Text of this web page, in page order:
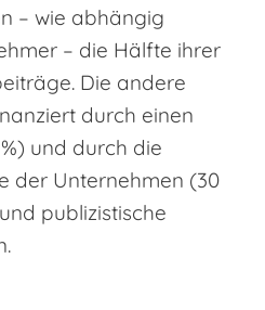
– wie abhängig
– die Hälfte ihrer
Die andere
durch einen
und durch die
der Unternehmen (30
publizistische